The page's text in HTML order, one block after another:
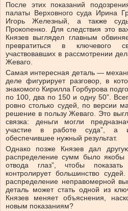
После этих показаний
палаты Верховного суда Ирина
Игорь Железный, а также
Прокопенко. Для следствия это
Князев выглядел главным
превратиться в ключевого
участвовавших в рассмотрении
Жеваго.
Самая интересная деталь —
деле фигурирует разговор, в
знакомого Кирилла Горбурова
по 100, два по 150 и одну 50”.
ровно столько судей, по версии
решение в пользу Жеваго. Это
связка: деньги могли
участие в работе суда”, а
обеспечившее нужный результат.
Однако позже Князев дал
распределение сумм было
отвода глаз”, чтобы
контролирует большинство
распределение неправомерной
деталь может стать одной из
Князев меняет объяснения,
новым показаниям?